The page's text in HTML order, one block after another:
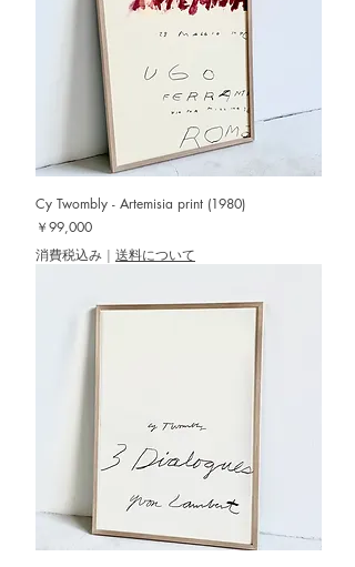
Cy Twombly - Artemisia print (1980)
価格
￥99,000
消費税込み | 送料について